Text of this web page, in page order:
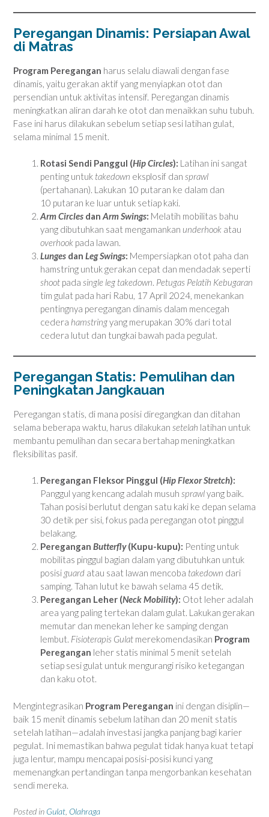
Peregangan Dinamis: Persiapan Awal
di Matras
Program Peregangan harus selalu diawali dengan fase
dinamis, yaitu gerakan aktif yang menyiapkan otot dan
persendian untuk aktivitas intensif. Peregangan dinamis
meningkatkan aliran darah ke otot dan menaikkan suhu tubuh.
Fase ini harus dilakukan sebelum setiap sesi latihan gulat,
selama minimal 15 menit.
Rotasi Sendi Panggul (Hip Circles): Latihan ini sangat
penting untuk takedown eksplosif dan sprawl
(pertahanan). Lakukan 10 putaran ke dalam dan
10 putaran ke luar untuk setiap kaki.
Arm Circles dan Arm Swings: Melatih mobilitas bahu
yang dibutuhkan saat mengamankan underhook atau
overhook pada lawan.
Lunges dan Leg Swings: Mempersiapkan otot paha dan
hamstring untuk gerakan cepat dan mendadak seperti
shoot pada single leg takedown. Petugas Pelatih Kebugaran
tim gulat pada hari Rabu, 17 April 2024, menekankan
pentingnya peregangan dinamis dalam mencegah
cedera hamstringyang merupakan 30% dari total
cedera lutut dan tungkai bawah pada pegulat.
Peregangan Statis: Pemulihan dan
Peningkatan Jangkauan
Peregangan statis, di mana posisi diregangkan dan ditahan
selama beberapa waktu, harus dilakukan setelah latihan untuk
membantu pemulihan dan secara bertahap meningkatkan
fleksibilitas pasif.
Peregangan Fleksor Pinggul (Hip Flexor Stretch):
Panggul yang kencang adalah musuh sprawlyang baik.
Tahan posisi berlutut dengan satu kaki ke depan selama
30 detik per sisi, fokus pada peregangan otot pinggul
belakang.
Peregangan Butterfly(Kupu-kupu): Penting untuk
mobilitas pinggul bagian dalam yang dibutuhkan untuk
posisi guard atau saat lawan mencoba takedown dari
samping. Tahan lutut ke bawah selama 45 detik.
Peregangan Leher (Neck Mobility): Otot leher adalah
area yang paling tertekan dalam gulat. Lakukan gerakan
memutar dan menekan leher ke samping dengan
lembut. Fisioterapis Gulat merekomendasikan Program
Peregangan leher statis minimal 5 menit setelah
setiap sesi gulat untuk mengurangi risiko ketegangan
dan kaku otot.
Mengintegrasikan Program Peregangan ini dengan disiplin—
baik 15 menit dinamis sebelum latihan dan 20 menit statis
setelah latihan—adalah investasi jangka panjang bagi karier
pegulat. Ini memastikan bahwa pegulat tidak hanya kuat tetapi
juga lentur, mampu mencapai posisi-posisi kunci yang
memenangkan pertandingan tanpa mengorbankan kesehatan
sendi mereka.
Posted in Gulat Olahraga